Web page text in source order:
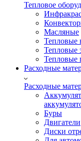
Тепловое
Масляные
Тепловые
Тепловые
Тепловые
Расходные
Расходные
Буры
Двигатели
Диски